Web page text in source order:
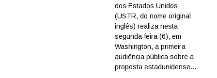
25%
dos Estados Unidos
(USTR, do nome original
inglês) realiza nesta
segunda-feira (6), em
Washington, a primeira
audiência pública sobre a
proposta estadunidense...